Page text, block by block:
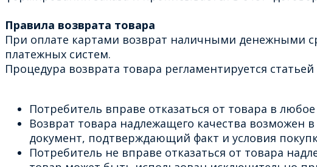
Правила возврата товара
При оплате картами возврат наличными денежными
платежных систем.
Процедура возврата товара регламентируется
Потребитель вправе отказаться от товара в
Возврат товара надлежащего качества возможен
документ, подтверждающий факт и условия
Потребитель не вправе отказаться от товара